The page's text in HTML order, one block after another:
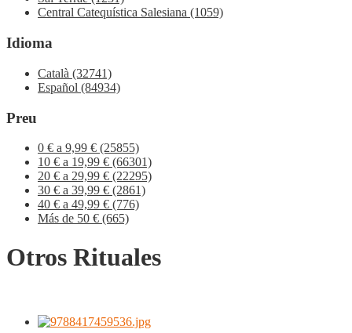
Central Catequística Salesiana (1059)
Idioma
Català (32741)
Español (84934)
Preu
0 € a 9,99 € (25855)
10 € a 19,99 € (66301)
20 € a 29,99 € (22295)
30 € a 39,99 € (2861)
40 € a 49,99 € (776)
Más de 50 € (665)
Otros Rituales